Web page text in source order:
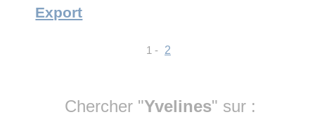
Export
1 - 2
Chercher "Yvelines" sur :